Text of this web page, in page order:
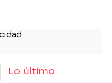
Lo último